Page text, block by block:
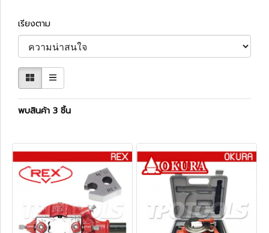
เรียงตาม
พบสินค้า 3 ชิ้น